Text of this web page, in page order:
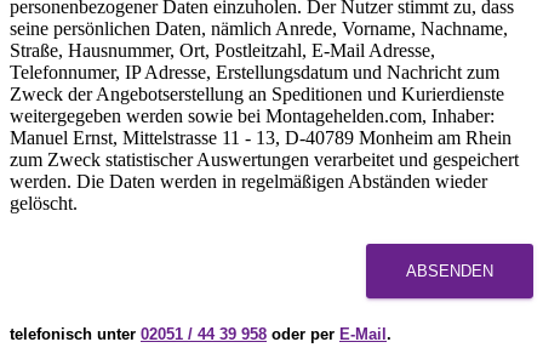
personenbezogener Daten einzuholen. Der Nutzer stimmt zu, dass
seine persönlichen Daten, nämlich Anrede, Vorname, Nachname,
Straße, Hausnummer, Ort, Postleitzahl, E-Mail Adresse,
Telefonnumer, IP Adresse, Erstellungsdatum und Nachricht zum
Zweck der Angebotserstellung an Speditionen und Kurierdienste
weitergegeben werden sowie bei Montagehelden.com, Inhaber:
Manuel Ernst, Mittelstrasse 11 - 13, D-40789 Monheim am Rhein
zum Zweck statistischer Auswertungen verarbeitet und gespeichert
werden. Die Daten werden in regelmäßigen Abständen wieder
gelöscht.
ABSENDEN
telefonisch unter 02051 / 44 39 958 oder per E-Mail .